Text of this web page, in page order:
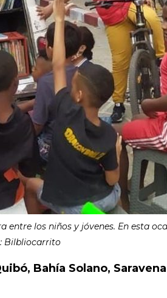
los niños y jóvenes. En esta
Bilbliocarrito
Bahía Solano,